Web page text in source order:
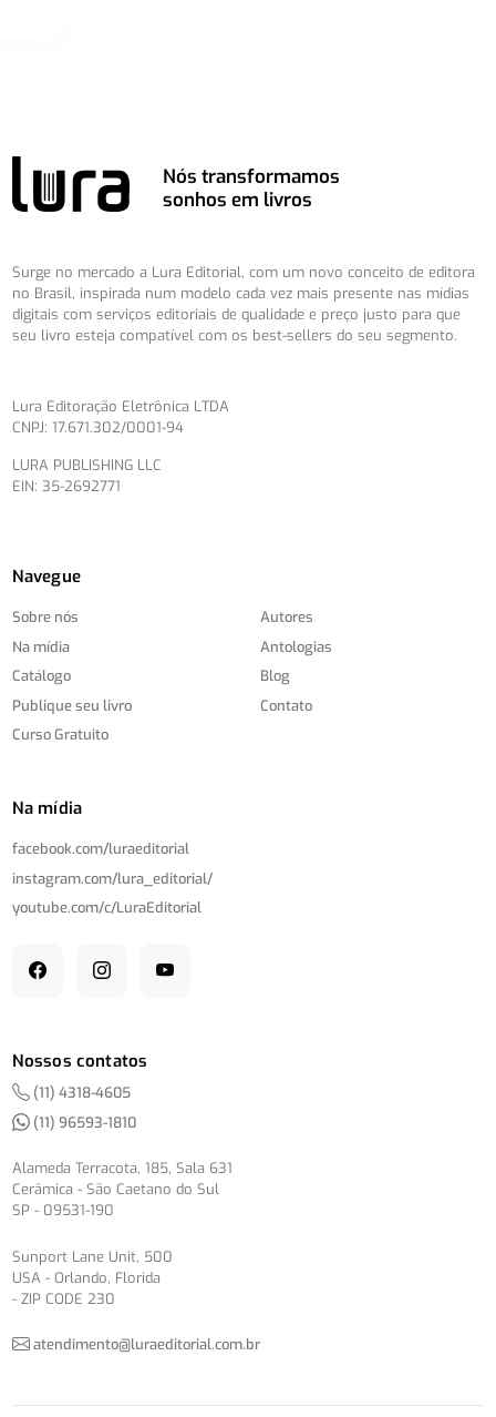
Nós transformamos
sonhos em livros
Surge no mercado a Lura Editorial, com um novo conceito de editora
no Brasil, inspirada num modelo cada vez mais presente nas mídias
digitais com serviços editoriais de qualidade e preço justo para que
seu livro esteja compatível com os best-sellers do seu segmento.
Lura Editoração Eletrônica LTDA
CNPJ: 17.671.302/0001-94
LURA PUBLISHING LLC
EIN: 35-2692771
Navegue
Sobre nós
Na mídia
Catálogo
Publique seu livro
Curso Gratuito
Autores
Antologias
Blog
Contato
Na mídia
facebook.com/luraeditorial
instagram.com/lura_editorial/
youtube.com/c/LuraEditorial
Nossos contatos
(11) 4318-4605
(11) 96593-1810
Alameda Terracota, 185, Sala 631
Cerâmica - São Caetano do Sul
SP - 09531-190
Sunport Lane Unit, 500
USA - Orlando, Florida
- ZIP CODE 230
atendimento@luraeditorial.com.br